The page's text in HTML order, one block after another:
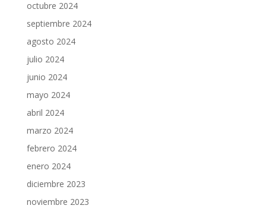
octubre 2024
septiembre 2024
agosto 2024
julio 2024
junio 2024
mayo 2024
abril 2024
marzo 2024
febrero 2024
enero 2024
diciembre 2023
noviembre 2023